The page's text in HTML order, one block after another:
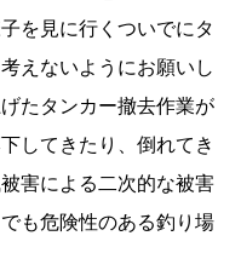
を見に行くついでにタ
えないようにお願いし
たタンカー撤去作業が
してきたり、倒れてき
害による二次的な被害
も危険性のある釣り場